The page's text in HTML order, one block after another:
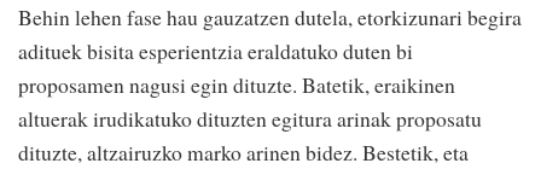
Behin lehen fase hau gauzatzen dutela, etorkizunari begira
adituek bisita esperientzia eraldatuko duten bi
proposamen nagusi egin dituzte. Batetik, eraikinen
altuerak irudikatuko dituzten egitura arinak proposatu
dituzte, altzairuzko marko arinen bidez. Bestetik, eta